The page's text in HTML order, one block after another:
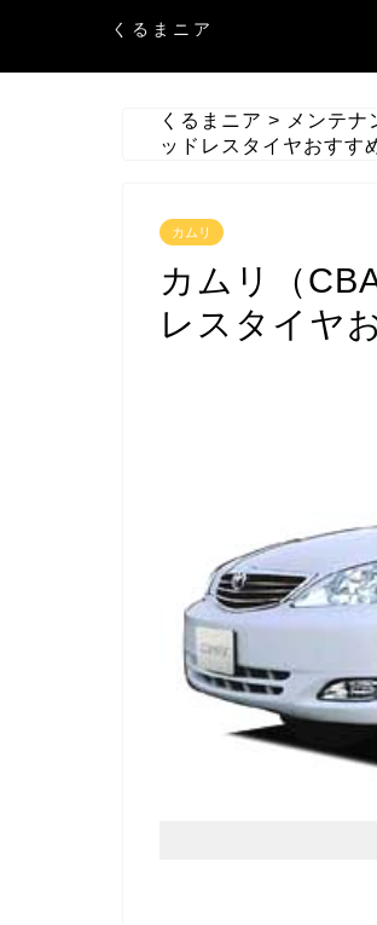
くるまニア
くるまニア > メンテナ
ッドレスタイヤおすす
カムリ
カムリ（
レスタイヤ